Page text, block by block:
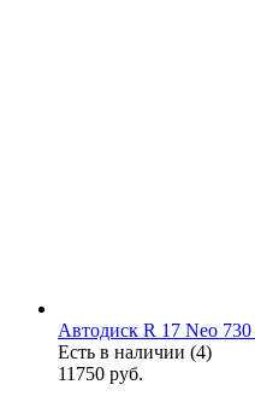
Автодиск R 17 Neo
Есть в наличии (4)
11750 руб.